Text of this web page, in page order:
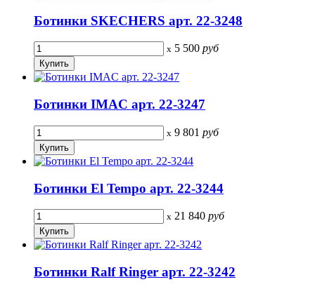
Ботинки SKECHERS арт. 22-3248
x 5 500 руб
Ботинки IMAC арт. 22-3247
x 9 801 руб
Ботинки El Tempo арт. 22-3244
x 21 840 руб
Ботинки Ralf Ringer арт. 22-3242